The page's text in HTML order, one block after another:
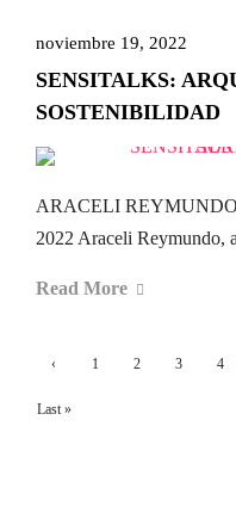
noviembre 19, 2022
SENSITALKS:
SOSTENIBILIDAD
ARACELI
2022 Araceli Reymundo,
Read More
‹
Previ
1 2 3 4
Last »